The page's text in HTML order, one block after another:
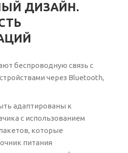
ДИЗАЙН.
беспроводную связь с
через Bluetooth,
адаптированы к
с использованием
которые
питания